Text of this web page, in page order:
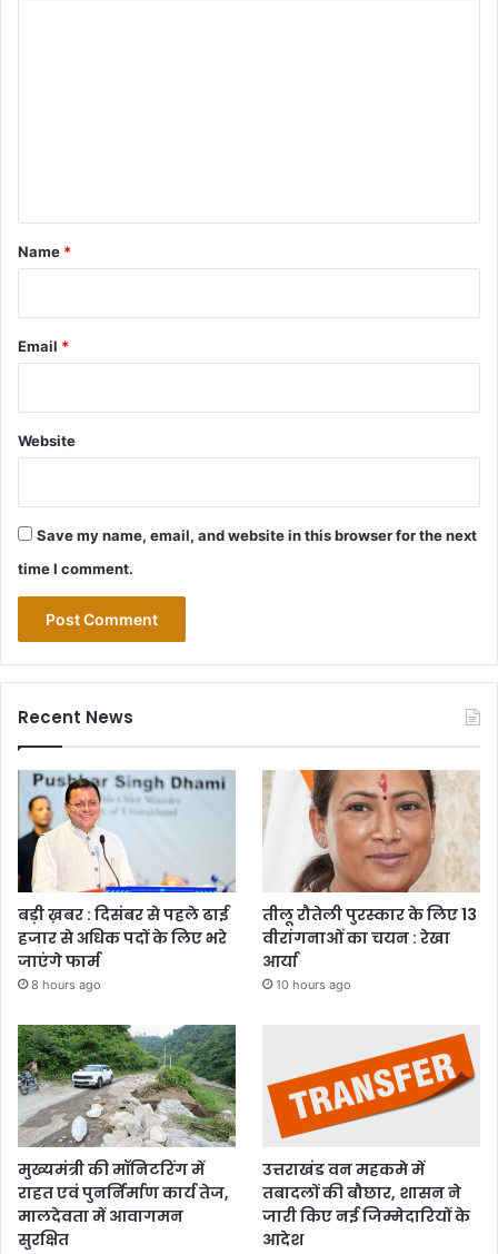
*
Name *
Email *
Website
Save my name, email, and website in this browser for the next
time I comment.
Recent News
बड़ी ख़बर : दिसंबर से पहले ढाई
हजार से अधिक पदों के लिए भरे
जाएंगे फार्म
8 hours ago
तीलू रौतेली पुरस्कार के लिए 13
वीरांगनाओं का चयन : रेखा
आर्या
10 hours ago
मुख्यमंत्री की मॉनिटरिंग में
राहत एवं पुनर्निर्माण कार्य तेज,
मालदेवता में आवागमन
सुरक्षित
उत्तराखंड वन महकमे में
तबादलों की बौछार, शासन ने
जारी किए नई जिम्मेदारियों के
आदेश